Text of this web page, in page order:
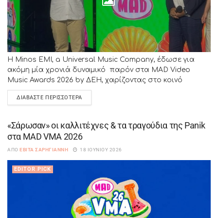
Η Minos EMI, a Universal Music Company, έδωσε για
ακόμη μία χρονιά δυναμικό παρόν στα MAD Video
Music Awards 2026 by ΔΕΗ, χαρίζοντας στο κοινό
μερικές από τις πιο...
ΔΙΑΒΆΣΤΕ ΠΕΡΙΣΣΌΤΕΡΑ
«Σάρωσαν» οι καλλιτέχνες & τα τραγούδια της Panik
στα MAD VMA 2026
ΑΠΌ ΕΒΊΤΑ ΣΑΡΗΓΙΆΝΝΗ 18 ΙΟΥΝΊΟΥ 2026
EDITOR PICK